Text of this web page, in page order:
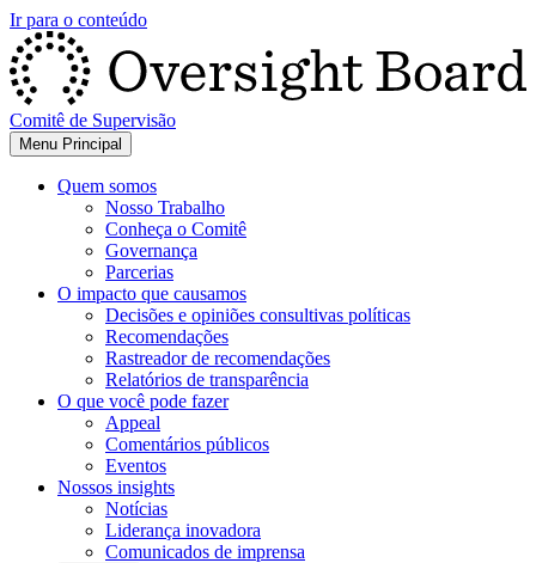
Ir para o conteúdo
Comitê de Supervisão
Menu Principal
Quem somos
Nosso Trabalho
Conheça o Comitê
Governança
Parcerias
O impacto que causamos
Decisões e opiniões consultivas políticas
Recomendações
Rastreador de recomendações
Relatórios de transparência
O que você pode fazer
Appeal
Comentários públicos
Eventos
Nossos insights
Notícias
Liderança inovadora
Comunicados de imprensa